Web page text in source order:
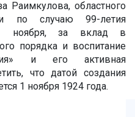
Раимкулова, областного
по случаю 99-летия
ноября, за вклад в
порядка и воспитание
и его активная
что датой создания
1 ноября 1924 года.